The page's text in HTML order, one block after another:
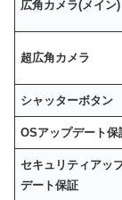
広角カメラ(メイン)
超広角カメラ
シャッターボタン
OSアップデート保
セキュリティアッ
デート保証